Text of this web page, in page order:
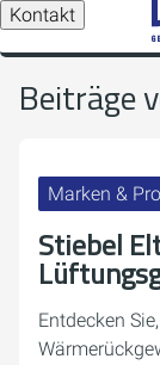
Kontakt
Beiträge
Marken &
Stiebel
Entdecken